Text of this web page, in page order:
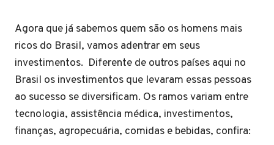
Agora que já sabemos quem são os homens mais
ricos do Brasil, vamos adentrar em seus
investimentos. Diferente de outros países aqui no
Brasil os investimentos que levaram essas pessoas
ao sucesso se diversificam. Os ramos variam entre
tecnologia, assistência médica, investimentos,
finanças, agropecuária, comidas e bebidas, confira: